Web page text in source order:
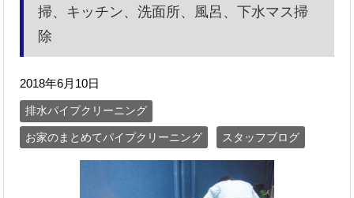
掃、キッチン、洗面所、風呂、下水マス掃
除
2018年6月10日
排水パイプクリーニング
お家のまとめてパイプクリーニング スタッフブログ